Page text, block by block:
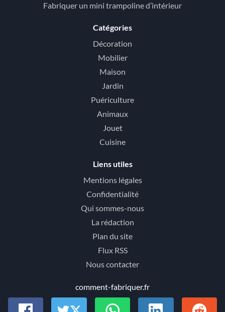
Fabriquer un mini trampoline d’intérieur
Catégories
Décoration
Mobilier
Maison
Jardin
Puériculture
Animaux
Jouet
Cuisine
Liens utiles
Mentions légales
Confidentialité
Qui sommes-nous
La rédaction
Plan du site
Flux RSS
Nous contacter
comment-fabriquer.fr